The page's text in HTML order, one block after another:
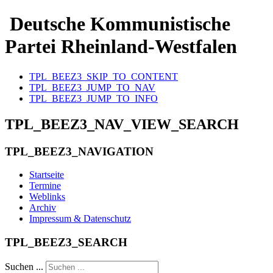
Deutsche Kommunistische
Partei Rheinland-Westfalen
TPL_BEEZ3_SKIP_TO_CONTENT
TPL_BEEZ3_JUMP_TO_NAV
TPL_BEEZ3_JUMP_TO_INFO
TPL_BEEZ3_NAV_VIEW_SEARCH
TPL_BEEZ3_NAVIGATION
Startseite
Termine
Weblinks
Archiv
Impressum & Datenschutz
TPL_BEEZ3_SEARCH
Suchen ...